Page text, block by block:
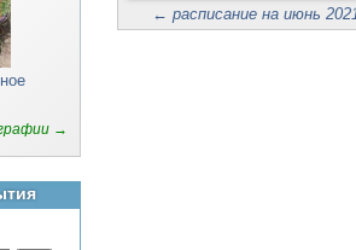
→
← расписание на июнь